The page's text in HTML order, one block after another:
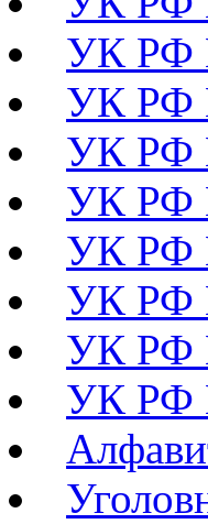
УК РФ
УК РФ
УК РФ
УК РФ
УК РФ
УК РФ
УК РФ
УК РФ